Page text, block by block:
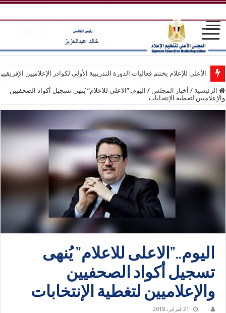
الأعلى للإعلام يختتم فعاليات الدورة التدريبية الأولى لكوادر الإعلاميين
الرئيسية / أخبار المجلس / اليوم..”الاعلى للاعلام” يُنهى تسجيل أكواد الصحفيين
والإعلاميين لتغطية الإنتخابات
اليوم..”الاعلى للاعلام” يُنهى
تسجيل أكواد الصحفيين
والإعلاميين لتغطية الإنتخابات
21 فبراير، 2018